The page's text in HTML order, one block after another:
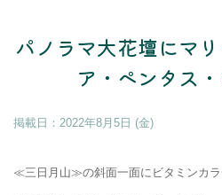
パノラマ大花壇にマ
ア・ペンタス
掲載日： 2022年8月5日 (金)
≪三日月山≫の斜面一面にビタミンカラ